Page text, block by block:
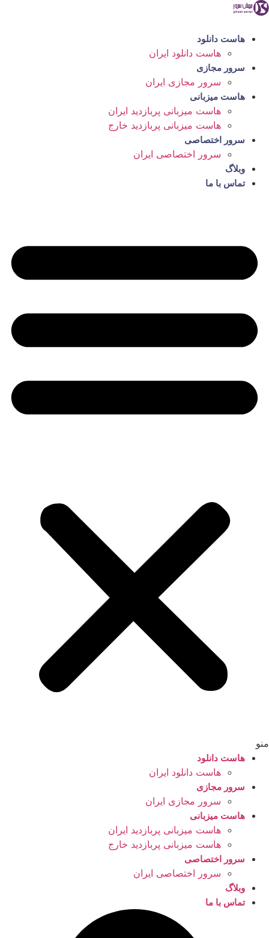
پرش
محتوا
هاست دانلود
هاست دانلود ایران
سرور مجازی
سرور مجازی ایران
هاست میزبانی
هاست میزبانی پربازدید ایران
هاست میزبانی پربازدید خارج
سرور اختصاصی
سرور اختصاصی ایران
وبلاگ
تماس با ما
منو
هاست دانلود
هاست دانلود ایران
سرور مجازی
سرور مجازی ایران
هاست میزبانی
هاست میزبانی پربازدید ایران
هاست میزبانی پربازدید خارج
سرور اختصاصی
سرور اختصاصی ایران
وبلاگ
تماس با ما